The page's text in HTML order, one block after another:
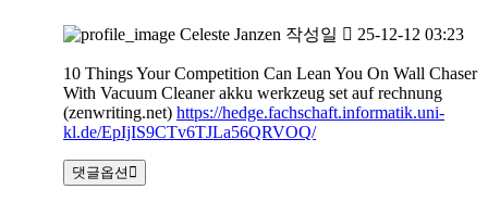
Celeste Janzen 작성일 25-12-12 03:23
10 Things Your Competition Can Lean You On Wall Chaser
With Vacuum Cleaner akku werkzeug set auf rechnung
(zenwriting.net) https://hedge.fachschaft.informatik.uni-
kl.de/EpIjIS9CTv6TJLa56QRVOQ/
댓글옵션